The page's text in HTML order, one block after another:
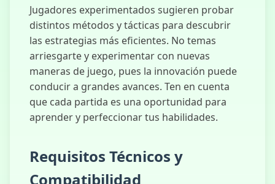
Jugadores experimentados sugieren probar
distintos métodos y tácticas para descubrir
las estrategias más eficientes. No temas
arriesgarte y experimentar con nuevas
maneras de juego, pues la innovación puede
conducir a grandes avances. Ten en cuenta
que cada partida es una oportunidad para
aprender y perfeccionar tus habilidades.
Requisitos Técnicos y
Compatibilidad